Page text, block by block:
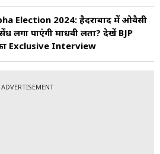
Election 2024: हैदराबाद में ओवैसी
लगा पाएंगी माधवी लता? देखें BJP
Exclusive Interview
ADVERTISEMENT